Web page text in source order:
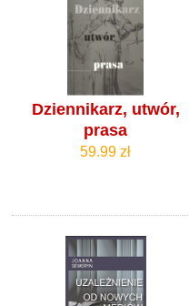
Dziennikarz, utwór,
prasa
59.99 zł